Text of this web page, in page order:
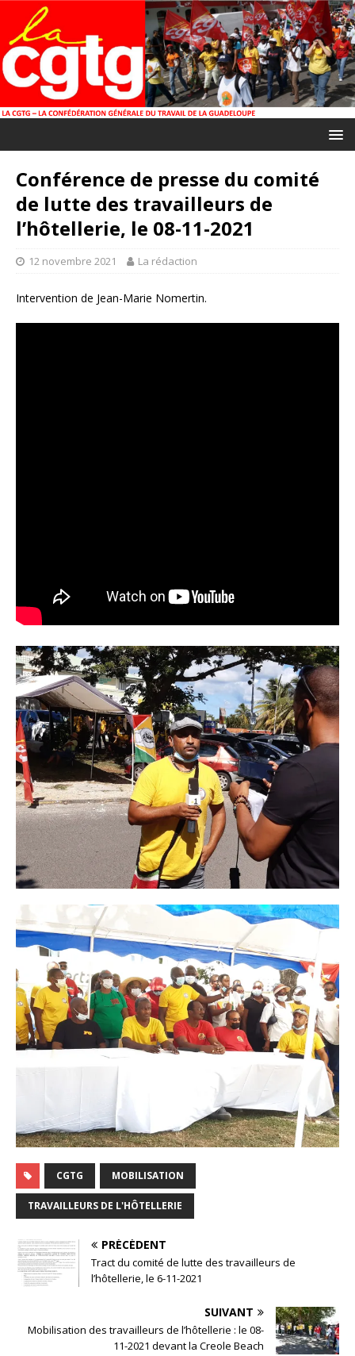
Conférence de presse du comité
de lutte des travailleurs de
l’hôtellerie, le 08-11-2021
12 novembre 2021 La rédaction
Intervention de Jean-Marie Nomertin.
CGTG MOBILISATION
TRAVAILLEURS DE L'HÔTELLERIE
PRÉCÉDENT
Tract du comité de lutte des travailleurs de
l’hôtellerie, le 6-11-2021
SUIVANT
Mobilisation des travailleurs de l’hôtellerie : le 08-
11-2021 devant la Creole Beach